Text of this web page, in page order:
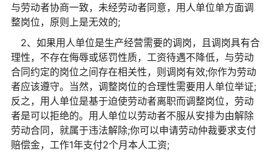
与劳动者协商一致，未经劳动者同意，用人单位单方面调
整岗位，原则上是无效的;
2、如果用人单位是生产经营需要的调岗，且调岗具有合
理性，不存在侮辱或惩罚性质，工资待遇不降低，与劳动
合同约定的岗位之间存在相关性，则调岗有效;你作为劳动
者应该遵守。当然，调整岗位的合理性需要用人单位举证;
反之，用人单位是基于迫使劳动者离职而调整岗位，劳动
者是可以拒绝的。用人单位以劳动者不服从安排为由解除
劳动合同，就属于违法解除;你可以申请劳动仲裁要求支付
赔偿金，工作1年支付2个月本人工资;